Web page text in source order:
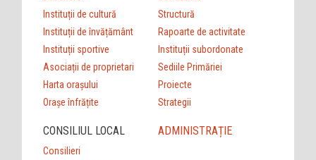
Instituții de cultură
Instituții de învățământ
Instituții sportive
Asociații de proprietari
Harta orașului
Orașe înfrățite
Structură
Rapoarte de activitate
Instituții subordonate
Sediile Primăriei
Proiecte
Strategii
CONSILIUL LOCAL
Consilieri
ADMINISTRAȚIE